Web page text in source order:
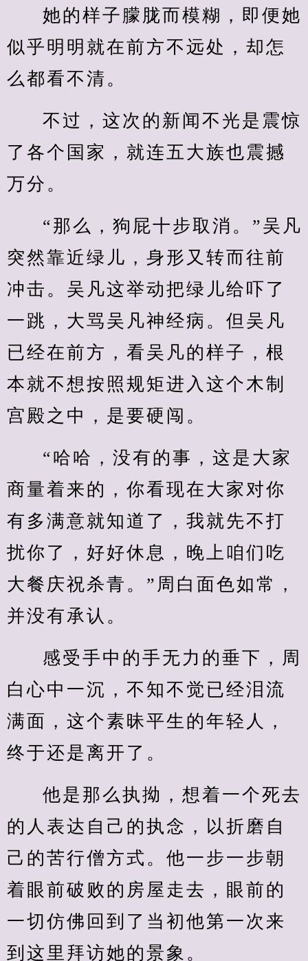
她的样子朦胧而模糊，即便她
似乎明明就在前方不远处，却怎
么都看不清。
不过，这次的新闻不光是震惊
了各个国家，就连五大族也震撼
万分。
“那么，狗屁十步取消。”吴凡
突然靠近绿儿，身形又转而往前
冲击。吴凡这举动把绿儿给吓了
一跳，大骂吴凡神经病。但吴凡
已经在前方，看吴凡的样子，根
本就不想按照规矩进入这个木制
宫殿之中，是要硬闯。
“哈哈，没有的事，这是大家
商量着来的，你看现在大家对你
有多满意就知道了，我就先不打
扰你了，好好休息，晚上咱们吃
大餐庆祝杀青。”周白面色如常，
并没有承认。
感受手中的手无力的垂下，周
白心中一沉，不知不觉已经泪流
满面，这个素昧平生的年轻人，
终于还是离开了。
他是那么执拗，想着一个死去
的人表达自己的执念，以折磨自
己的苦行僧方式。他一步一步朝
着眼前破败的房屋走去，眼前的
一切仿佛回到了当初他第一次来
到这里拜访她的景象。